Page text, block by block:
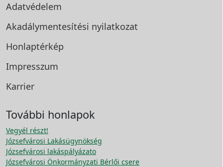
Adatvédelem
Akadálymentesítési nyilatkozat
Honlaptérkép
Impresszum
Karrier
További honlapok
Vegyél részt!
Józsefvárosi Lakásügynökség
Józsefvárosi lakáspályázato
Józsefvárosi Önkormányzati Bérlői csere